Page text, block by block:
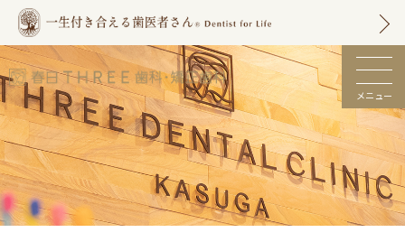
春日市の歯医者 |
春日THREE歯科・
矯正歯科【土日も
診療】
メニュー